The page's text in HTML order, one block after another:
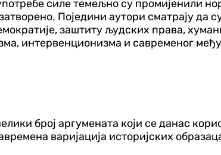
силе темељно су промијенили
Поједини аутори сматрају да
заштиту људских права,
интервенционизма и савременог
број аргумената који се данас
варијација историјских